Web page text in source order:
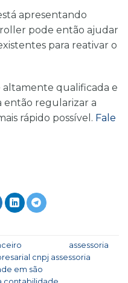
apresentando
pode então ajudar
para reativar o
qualificada e
então regularizar a
rápido possível. Fale
assessoria
cnpj assessoria
em são